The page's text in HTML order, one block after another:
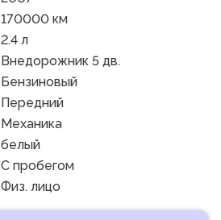
170000 км
2.4 л
Внедорожник 5 дв.
Бензиновый
Передний
Механика
белый
C пробегом
Физ. лицо